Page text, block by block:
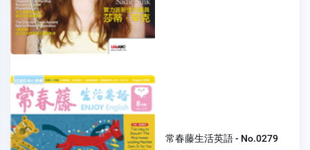
常春藤生活英語 - No.0279